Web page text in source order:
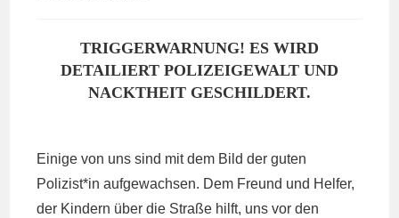
TRIGGERWARNUNG! ES WIRD
DETAILIERT POLIZEIGEWALT UND
NACKTHEIT GESCHILDERT.
Einige von uns sind mit dem Bild der guten
Polizist*in aufgewachsen. Dem Freund und Helfer,
der Kindern über die Straße hilft, uns vor den